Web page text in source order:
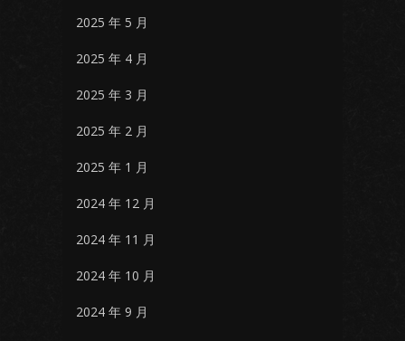
2025 年 5 月
2025 年 4 月
2025 年 3 月
2025 年 2 月
2025 年 1 月
2024 年 12 月
2024 年 11 月
2024 年 10 月
2024 年 9 月